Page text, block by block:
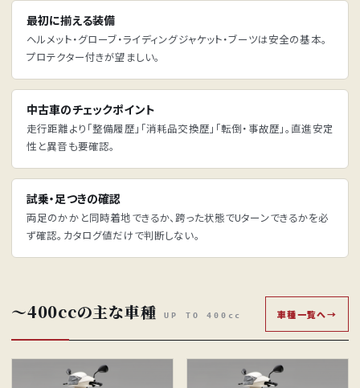
最初に揃える装備
ヘルメット・グローブ・ライディングジャケット・ブーツは安全の基本。
プロテクター付きが望ましい。
中古車のチェックポイント
走行距離より「整備履歴」「消耗品交換歴」「転倒・事故歴」。直進安定
性と異音も要確認。
試乗・足つきの確認
両足のかかと同時着地できるか、跨った状態でUターンできるかを必
ず確認。カタログ値だけで判断しない。
〜400ccの主な車種 UP TO 400cc 車種一覧へ